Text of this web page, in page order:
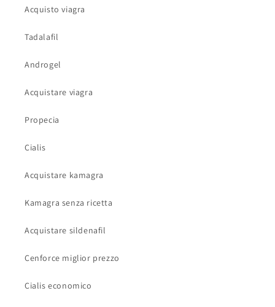
Acquisto viagra
Tadalafil
Androgel
Acquistare viagra
Propecia
Cialis
Acquistare kamagra
Kamagra senza ricetta
Acquistare sildenafil
Cenforce miglior prezzo
Cialis economico